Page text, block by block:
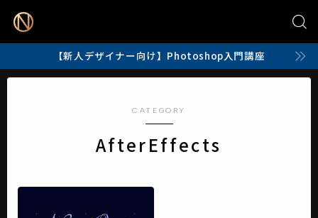
【新人デザイナー向け】Photoshop入門講座
CATEGORY
AfterEffects